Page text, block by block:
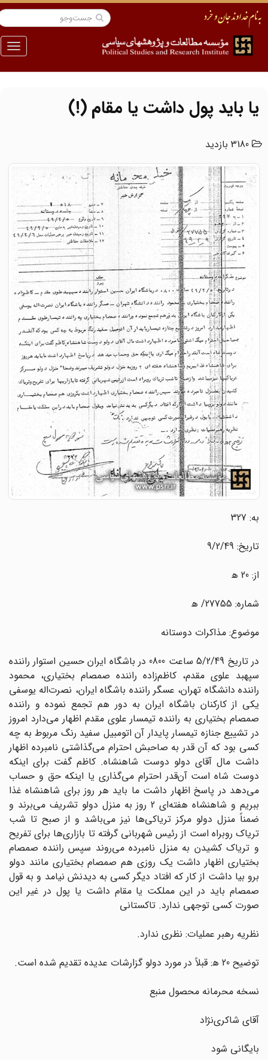
منو
یا باید پول داشت یا مقام (!)
3180 بازدید
به: 327
تاریخ: 9/2/49
از: 20 ه‍
شماره: 27755/ ه‍
موضوع: مذاکرات دوستانه
در تاریخ 5/2/49 ساعت 0800 در باشگاه ایران حسین استوار راننده
سپهبد علوی مقدم، کاظم‌زاده راننده صمصام بختیاری، محمود
راننده دانشگاه تهران، عسگر راننده باشگاه ایران، نصرت‌اله یوسفی
یکی از کارکنان باشگاه ایران به دور هم تجمع نموده و راننده
صمصام بختیاری به راننده تیمسار علوی مقدم اظهار می‌دارد امروز
در تشییع جنازه تیمسار پایدار آن اتومبیل سفید رنگ مربوط به چه
کسی بود که آن قدر به صاحبش احترام می‌گذاشتی نامبرده اظهار
داشت مال آقای دولو دوست شاهنشاه. کاظم گفت برای اینکه
دوست شاه است آن‌قدر احترام می‌گذاری یا اینکه حق و حساب
می‌دهد در پاسخ اظهار داشت ما باید هر روز برای شاهنشاه غذا
ببریم و شاهنشاه هفته‌ای 2 روز به منزل دولو تشریف می‌برند و
ضمناً منزل دولو مرکز تریاکی‌ها نیز می‌باشد و از صبح تا شب
تریاک روبراه است از رئیس شهربانی گرفته تا بازاری‌ها برای تفریح
و تریاک کشیدن به منزل نامبرده می‌روند سپس راننده صمصام
بختیاری اظهار داشت یک روزی هم صمصام بختیاری مانند دولو
برو بیا داشت از کار که افتاد دیگر کسی به دیدنش نیامد و به قول
صمصام باید در این مملکت یا مقام داشت یا پول در غیر این
صورت کسی توجهی ندارد. تاکستانی
نظریه رهبر عملیات: نظری ندارد.
توضیح 20 ه‍: قبلاً در مورد دولو گزارشات عدیده تقدیم شده است.
نسخه محرمانه محصول منبع
آقای شاکری‌نژاد
بایگانی شود